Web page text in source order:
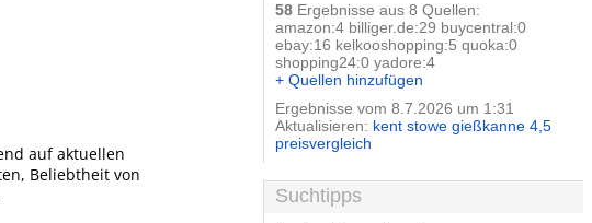
auf aktuellen
Beliebtheit von
58 Ergebnisse aus 8 Quellen:
amazon:4 billiger.de:29 buycentral:0
ebay:16 kelkooshopping:5 quoka:0
shopping24:0 yadore:4
+ Quellen hinzufügen
Ergebnisse vom 8.7.2026 um 1:31
Aktualisieren: kent stowe gießkanne 4,5
preisvergleich
Suchtipps